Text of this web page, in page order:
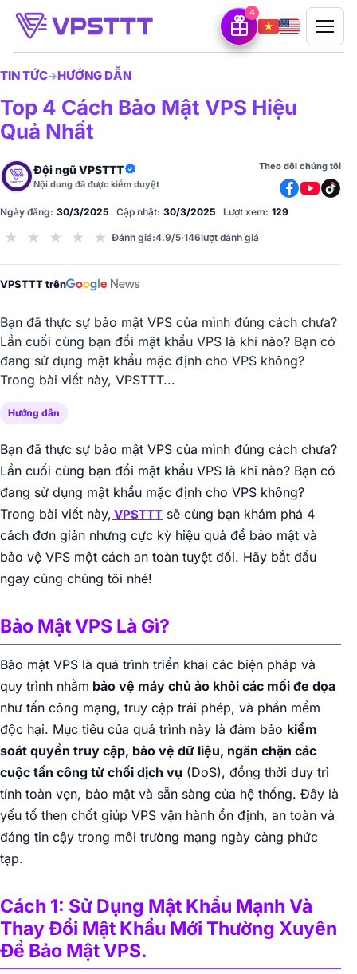
4
TIN TỨC→HƯỚNG DẪN
Top 4 Cách Bảo Mật VPS Hiệu
Quả Nhất
Đội ngũ VPSTTT
Nội dung đã được kiểm duyệt
Theo dõi chúng tôi
Ngày đăng: 30/3/2025 Cập nhật: 30/3/2025 Lượt xem: 129
★ ★ ★ ★ ★ Đánh giá:4.9/5·146lượt đánh giá
VPSTTT trên
Bạn đã thực sự bảo mật VPS của mình đúng cách chưa?
Lần cuối cùng bạn đổi mật khẩu VPS là khi nào? Bạn có
đang sử dụng mật khẩu mặc định cho VPS không?
Trong bài viết này, VPSTTT...
Hướng dẫn
Bạn đã thực sự bảo mật VPS của mình đúng cách chưa?
Lần cuối cùng bạn đổi mật khẩu VPS là khi nào? Bạn có
đang sử dụng mật khẩu mặc định cho VPS không?
Trong bài viết này, VPSTTT sẽ cùng bạn khám phá 4
cách đơn giản nhưng cực kỳ hiệu quả để bảo mật và
bảo vệ VPS một cách an toàn tuyệt đối. Hãy bắt đầu
ngay cùng chúng tôi nhé!
Bảo Mật VPS Là Gì?
Bảo mật VPS là quá trình triển khai các biện pháp và
quy trình nhằm bảo vệ máy chủ ảo khỏi các mối đe dọa
như tấn công mạng, truy cập trái phép, và phần mềm
độc hại. Mục tiêu của quá trình này là đảm bảo kiểm
soát quyền truy cập, bảo vệ dữ liệu, ngăn chặn các
cuộc tấn công từ chối dịch vụ (DoS), đồng thời duy trì
tính toàn vẹn, bảo mật và sẵn sàng của hệ thống. Đây là
yếu tố then chốt giúp VPS vận hành ổn định, an toàn và
đáng tin cậy trong môi trường mạng ngày càng phức
tạp.
Cách 1: Sử Dụng Mật Khẩu Mạnh Và
Thay Đổi Mật Khẩu Mới Thường Xuyên
Để Bảo Mật VPS.